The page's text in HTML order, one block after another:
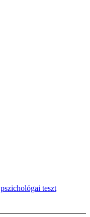
pszichológai teszt